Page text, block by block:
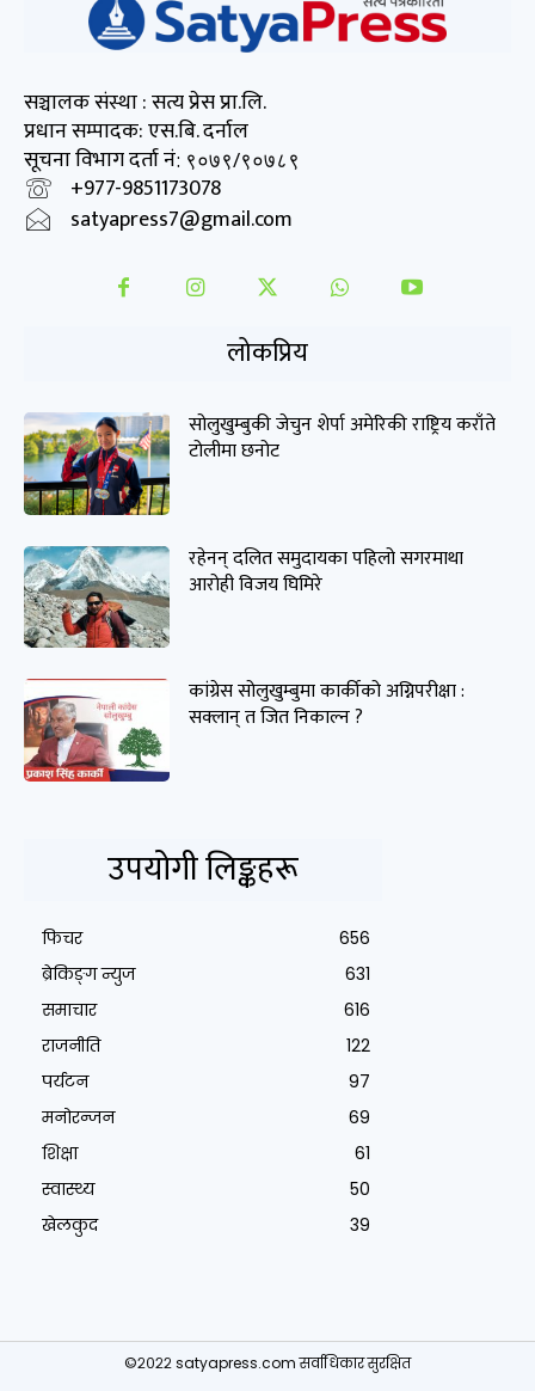
सञ्चालक संस्था : सत्य प्रेस प्रा.लि.
प्रधान सम्पादक: एस.बि. दर्नाल
सूचना विभाग दर्ता नं: ९०७९/९०७८९
+977-9851173078
satyapress7@gmail.com
लोकप्रिय
सोलुखुम्बुकी जेचुन शेर्पा अमेरिकी राष्ट्रिय कराँते
टोलीमा छनोट
रहेनन् दलित समुदायका पहिलो सगरमाथा
आरोही विजय घिमिरे
कांग्रेस सोलुखुम्बुमा कार्कीको अग्निपरीक्षा :
सक्लान् त जित निकाल्न ?
उपयोगी लिङ्कहरू
फिचर
656
ब्रेकिङ्ग न्युज
631
समाचार
616
राजनीति
122
पर्यटन
97
मनोरन्जन
69
शिक्षा
61
स्वास्थ्य
50
खेलकुद
39
©२०२२ satyapress.com सर्वाधिकार सुरक्षित